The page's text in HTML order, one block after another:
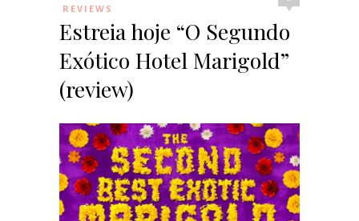
REVIEWS
Estreia hoje “O Segundo
Exótico Hotel Marigold”
(review)